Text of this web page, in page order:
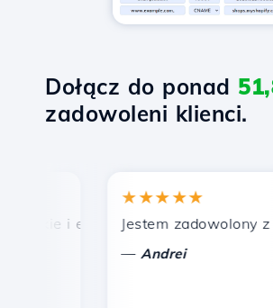
Dołącz do ponad
zadowoleni klienci.
i efektywne wsparcie techniczne.
★★★★★
Jestem zadowolony z
Andrei